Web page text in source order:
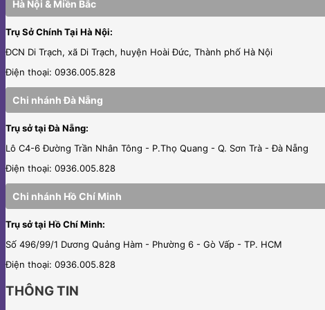
Hà Nội & Miền Bắc
Trụ Sở Chính Tại Hà Nội:
ĐCN Di Trạch, xã Di Trạch, huyện Hoài Đức, Thành phố Hà Nội
Điện thoại: 0936.005.828
Chi nhánh Đà Nẵng
Trụ sở tại Đà Nẵng:
Lô C4-6 Đường Trần Nhân Tông - P.Thọ Quang - Q. Sơn Trà - Đà Nẵng
Điện thoại: 0936.005.828
Chi nhánh Hồ Chí Minh
Trụ sở tại Hồ Chí Minh:
Số 496/99/1 Dương Quảng Hàm - Phường 6 - Gò Vấp - TP. HCM
Điện thoại: 0936.005.828
THÔNG TIN